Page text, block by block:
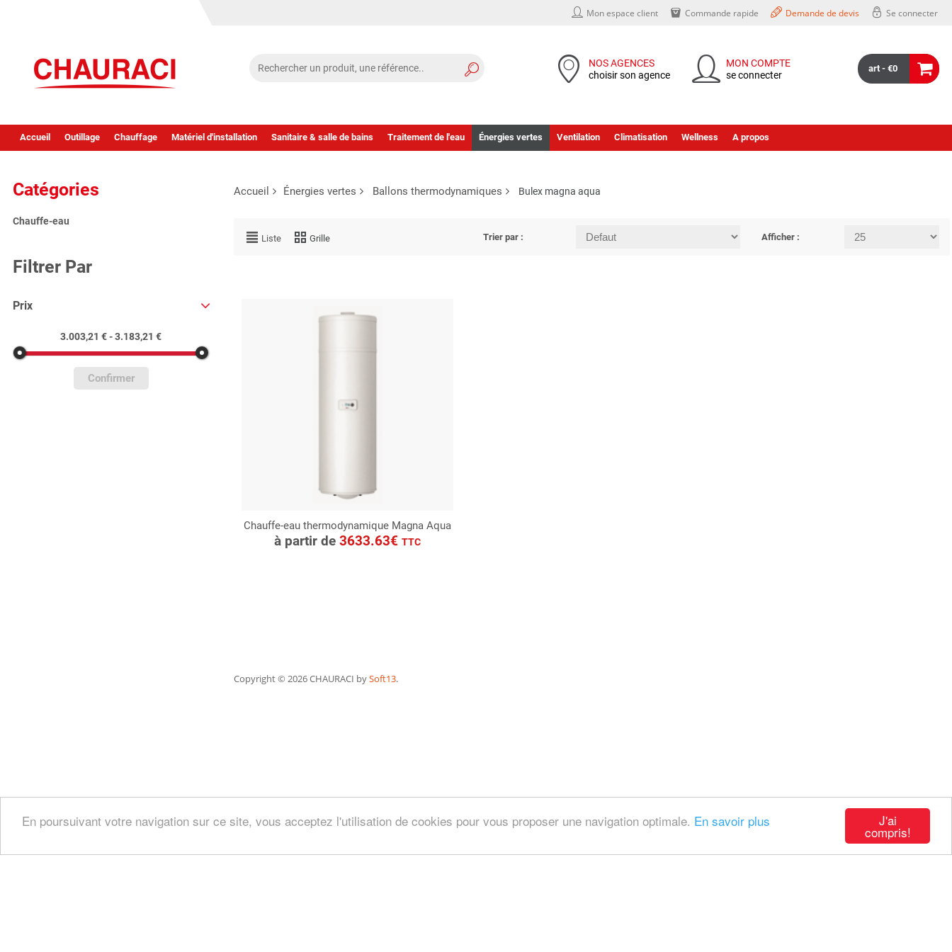
J'ai
compris!
En poursuivant votre navigation sur ce site, vous acceptez l'utilisation de cookies pour vous proposer une navigation optimale. En savoir plus
Mon espace client Commande rapide Demande de devis Se connecter
NOS AGENCES
choisir son agence
MON COMPTE
se connecter
art - €0
Accueil Outillage Chauffage Matériel d'installation Sanitaire & salle de bains Traitement de l'eau Énergies vertes Ventilation Climatisation Wellness A propos
Catégories
Chauffe-eau
Filtrer Par
Prix
3.003,21 € - 3.183,21 €
Confirmer
Accueil Énergies vertes Ballons thermodynamiques Bulex magna aqua
Liste Grille Trier par : Afficher :
Chauffe-eau thermodynamique Magna Aqua
à partir de 3633.63€ TTC
CONSULTER
Demande de devis
Copyright© 2026 CHAURACI bySoft13.